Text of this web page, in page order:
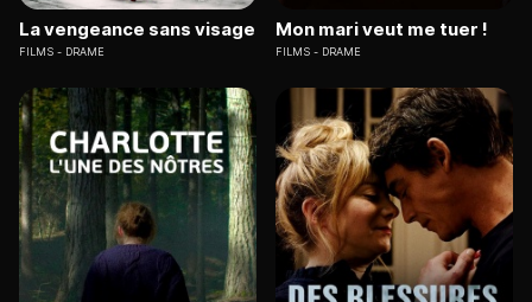
La vengeance sans visage
FILMS DRAME
Mon mari veut me tuer !
FILMS DRAME